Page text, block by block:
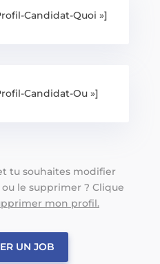
Candidat-Quoi »]
Candidat-Ou »]
tu souhaites modifier
le supprimer ? Clique
mon profil.
UN JOB